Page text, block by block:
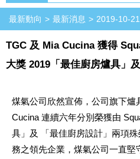
最新動向 最新消息 2019-10-21
TGC 及 Mia Cucina 獲得
大獎 2019「最佳廚房爐具」
煤氣公司欣然宣佈，公司旗下爐
Cucina 連續六年分別榮獲由
具」及 「最佳廚房設計」兩項
務之領先企業，煤氣公司一直堅